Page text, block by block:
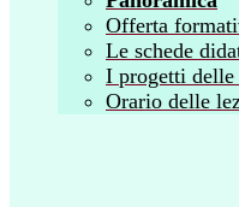
Offerta
Le schede
I progetti delle
Orario delle